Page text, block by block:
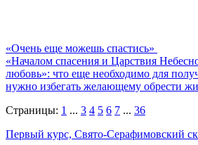
«Очень еще можешь спастись»
«Началом спасения и Царствия
любовь»: что еще необходимо для
нужно избегать желающему обрести
Страницы: 1 ... 3 4 5 6 7 ... 36
Первый курс, Свято-Серафимовский